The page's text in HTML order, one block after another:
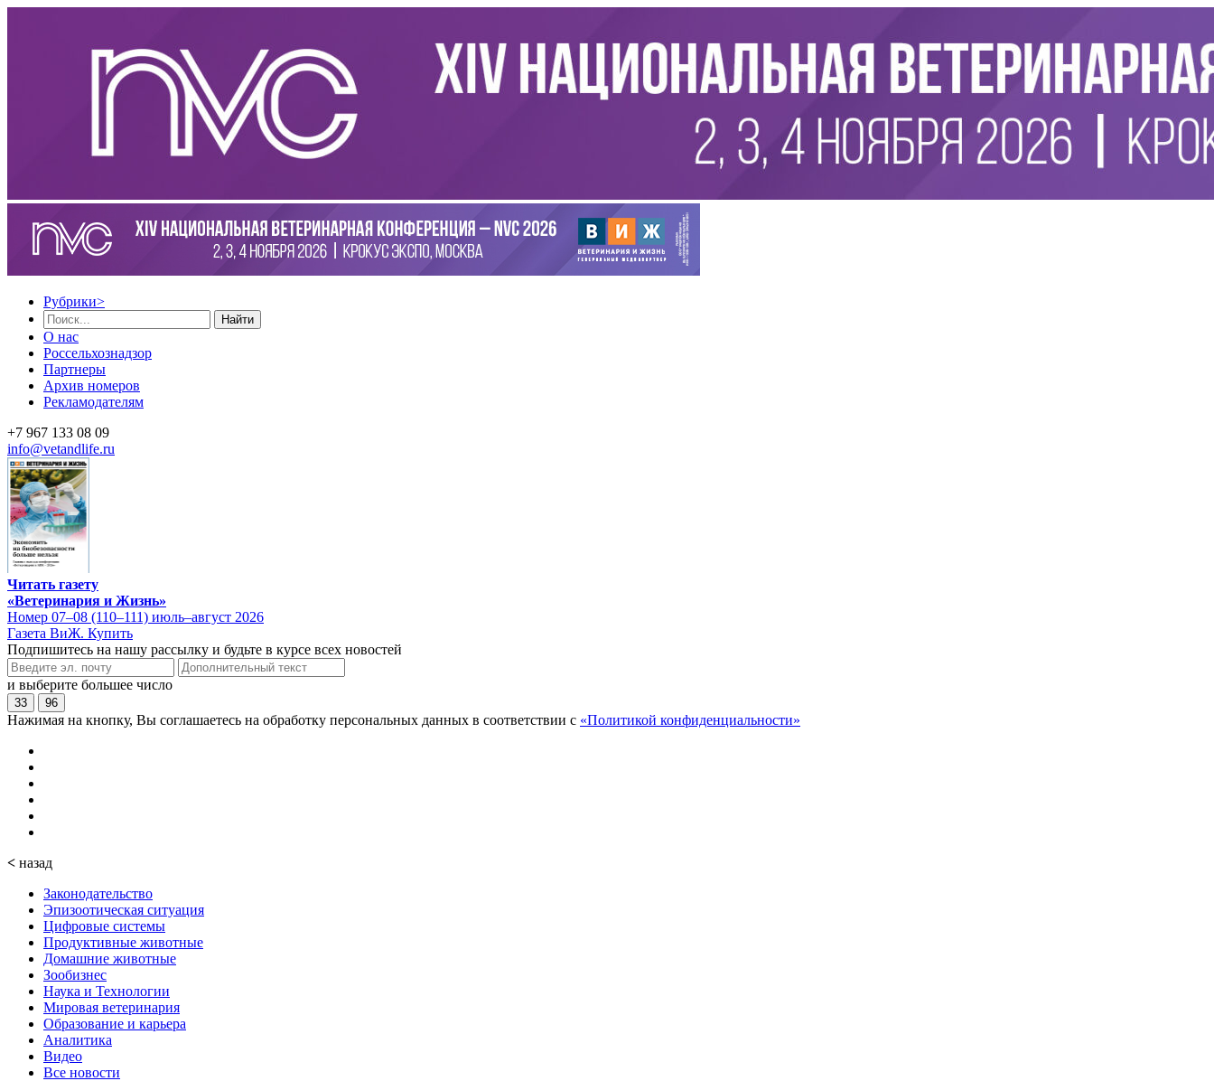
Рубрики>
Найти
О нас
Россельхознадзор
Партнеры
Архив номеров
Рекламодателям
+7 967 133 08 09
info@vetandlife.ru
Читать газету
«Ветеринария и Жизнь»
Номер 07–08 (110–111) июль–август 2026
Газета ВиЖ. Купить
Подпишитесь на нашу рассылку и будьте в курсе всех новостей
и выберите большее число
33 96
Нажимая на кнопку, Вы соглашаетесь на обработку персональных данных в соответствии с «Политикой конфиденциальности»
< назад
Законодательство
Эпизоотическая ситуация
Цифровые системы
Продуктивные животные
Домашние животные
Зообизнес
Наука и Технологии
Мировая ветеринария
Образование и карьера
Аналитика
Видео
Все новости